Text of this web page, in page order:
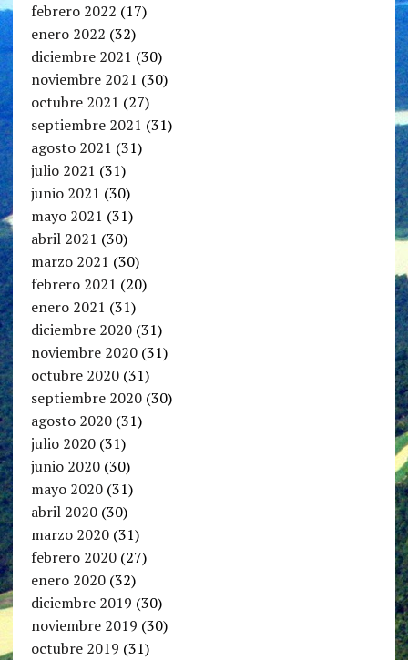
febrero 2022 (17)
enero 2022 (32)
diciembre 2021 (30)
noviembre 2021 (30)
octubre 2021 (27)
septiembre 2021 (31)
agosto 2021 (31)
julio 2021 (31)
junio 2021 (30)
mayo 2021 (31)
abril 2021 (30)
marzo 2021 (30)
febrero 2021 (20)
enero 2021 (31)
diciembre 2020(31)
noviembre 2020(31)
octubre 2020(31)
septiembre 2020(30)
agosto 2020(31)
julio 2020(31)
junio 2020(30)
mayo 2020(31)
abril 2020(30)
marzo 2020(31)
febrero 2020(27)
enero 2020(32)
diciembre 2019 (30)
noviembre 2019 (30)
octubre 2019 (31)